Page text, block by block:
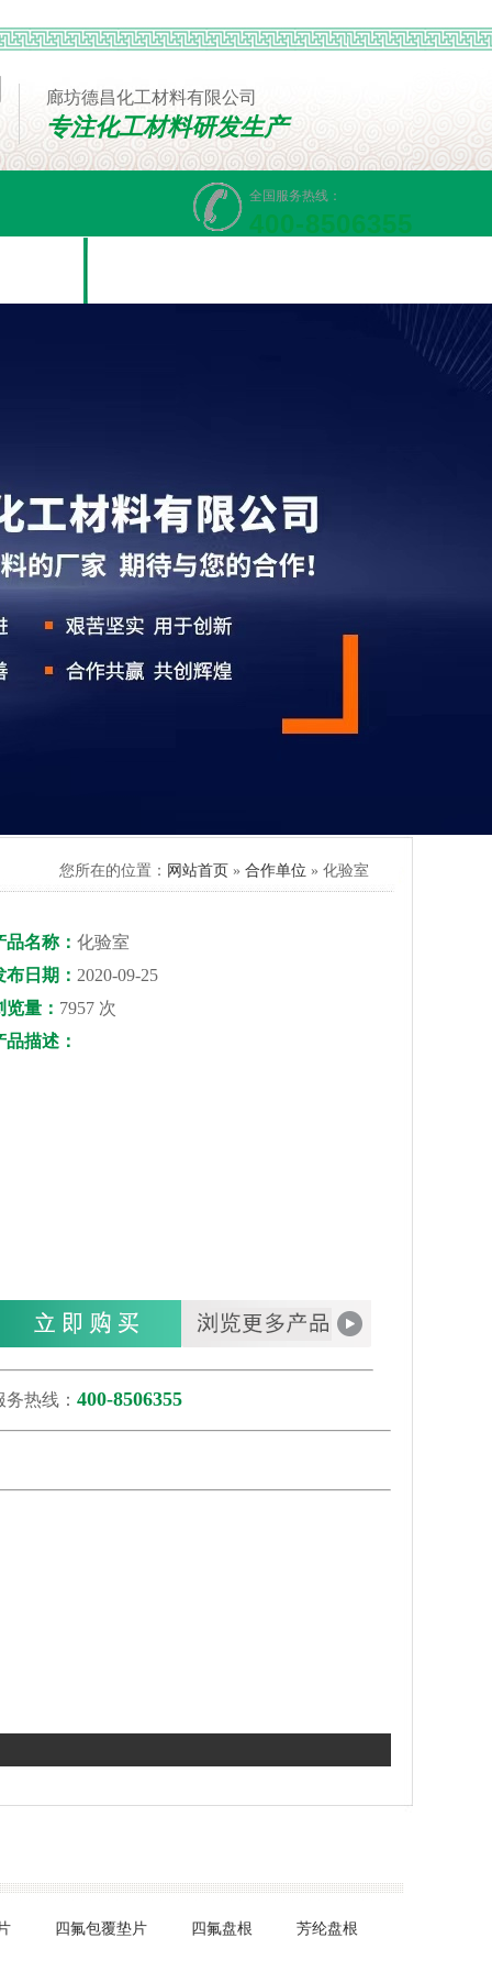
廊坊德昌化工材料有限公司
专注化工材料研发生产
全国服务热线：
400-8506355
您所在的位置： 网站首页 » 合作单位 » 化验室
品名称： 化验室
布日期： 2020-09-25
览量： 7957 次
品描述：
务热线： 400-8506355
四氟包覆垫片 四氟盘根 芳纶盘根